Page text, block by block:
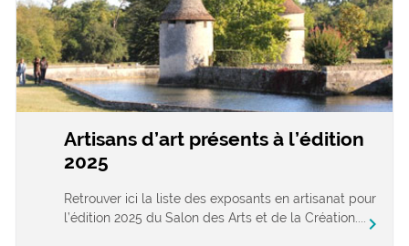
Artisans d’art présents à l’édition
2025
Retrouver ici la liste des exposants en artisanat pour
l’édition 2025 du Salon des Arts et de la Création....chevron_right